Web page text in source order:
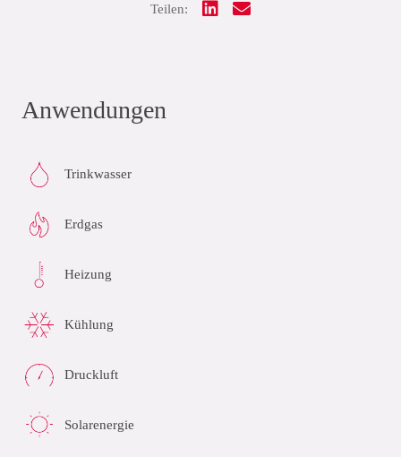
Teilen:
Anwendungen
Trinkwasser
Erdgas
Heizung
Kühlung
Druckluft
Solarenergie